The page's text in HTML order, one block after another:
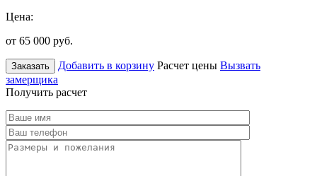
Цена:
от 65 000 руб.
Заказать Добавить в корзину Расчет цены Вызвать
замерщика
Получить расчет